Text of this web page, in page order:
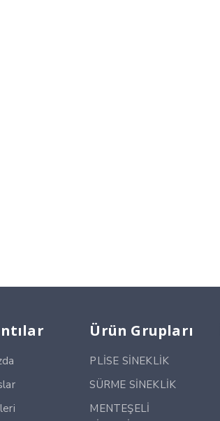
Ürün Grupları
PLİSE SİNEKLİK
SÜRME SİNEKLİK
MENTEŞELİ